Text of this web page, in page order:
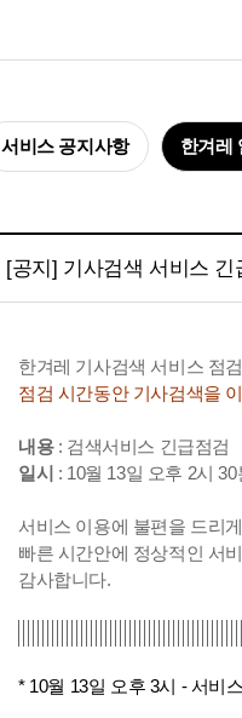
서비스 공지사항 한겨레
[공지] 기사검색 서비스 긴
한겨레 기사검색 서비스 점
점검 시간동안 기사검색을
내용: 검색서비스 긴급점검
일시 : 10월 13일 오후 2시
서비스 이용에 불편을 드리
빠른 시간안에 정상적인 서
감사합니다.
* 10월 13일 오후 3시 - 서비